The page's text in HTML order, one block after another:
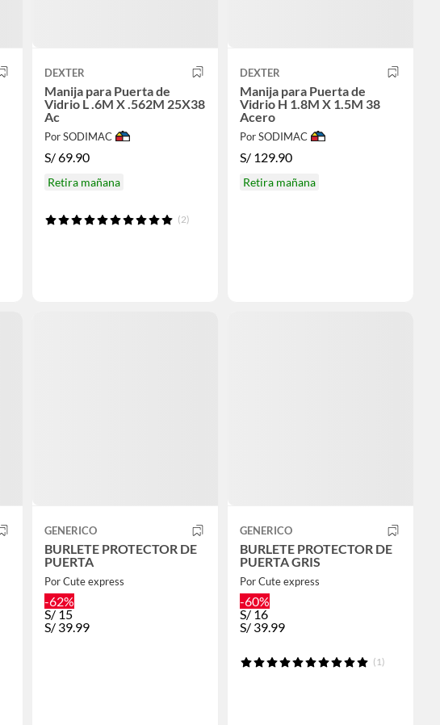
DEXTER
Manija para Puerta de
Vidrio L .6M X .562M 25X38
Ac
Por SODIMAC
S/69.90
Retira mañana
(2)
DEXTER
Manija para Puerta de
Vidrio H 1.8M X 1.5M 38
Acero
Por SODIMAC
S/ 129.90
Retira mañana
GENERICO
BURLETE PROTECTOR DE
PUERTA
Por Cute express
-62%
S/ 15
S/ 39.99
GENERICO
BURLETE PROTECTOR DE
PUERTA GRIS
Por Cute express
-60%
S/ 16
S/ 39.99
(1)